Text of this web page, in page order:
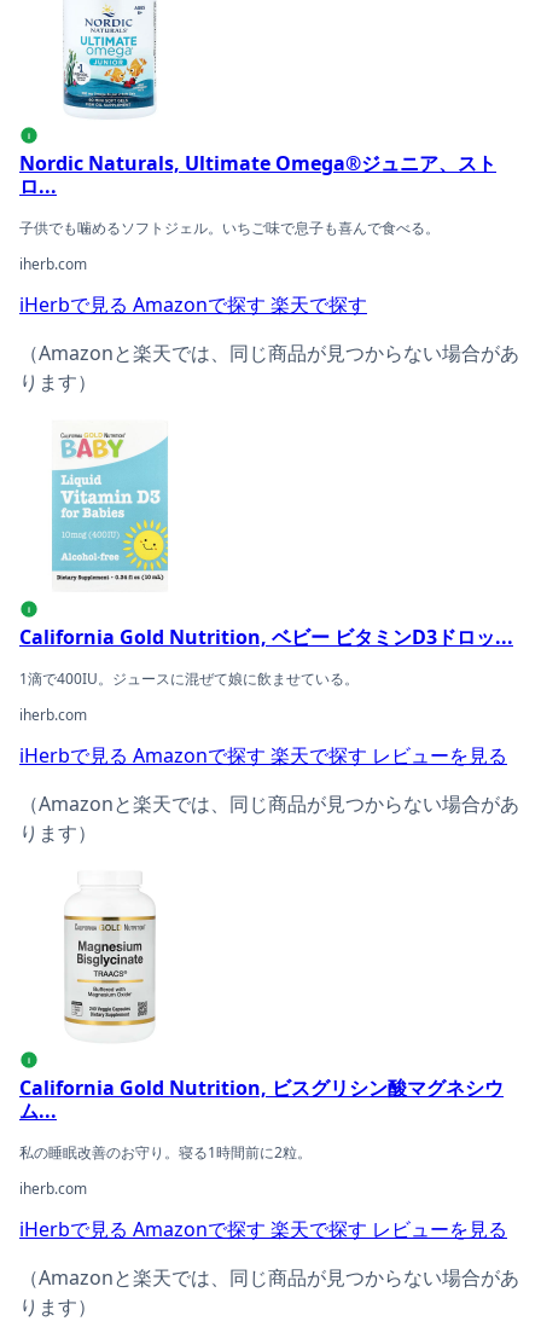
i
Nordic Naturals, Ultimate Omega®ジュニア、スト
ロ...
子供でも噛めるソフトジェル。いちご味で息子も喜んで食べる。
iherb.com
iHerbで見る Amazonで探す 楽天で探す
（Amazonと楽天では、同じ商品が見つからない場合があ
ります）
California Gold Nutrition, ベビー ビタミンD3ドロップ、
i
California Gold Nutrition, ベビー ビタミンD3ドロッ...
1滴で400IU。ジュースに混ぜて娘に飲ませている。
iherb.com
iHerbで見る Amazonで探す 楽天で探す レビューを見る
（Amazonと楽天では、同じ商品が見つからない場合があ
ります）
California Gold Nutrition, ビスグリシン酸マグネシウムキ
i
California Gold Nutrition, ビスグリシン酸マグネシウ
ム...
私の睡眠改善のお守り。寝る1時間前に2粒。
iherb.com
iHerbで見る Amazonで探す 楽天で探す レビューを見る
（Amazonと楽天では、同じ商品が見つからない場合があ
ります）